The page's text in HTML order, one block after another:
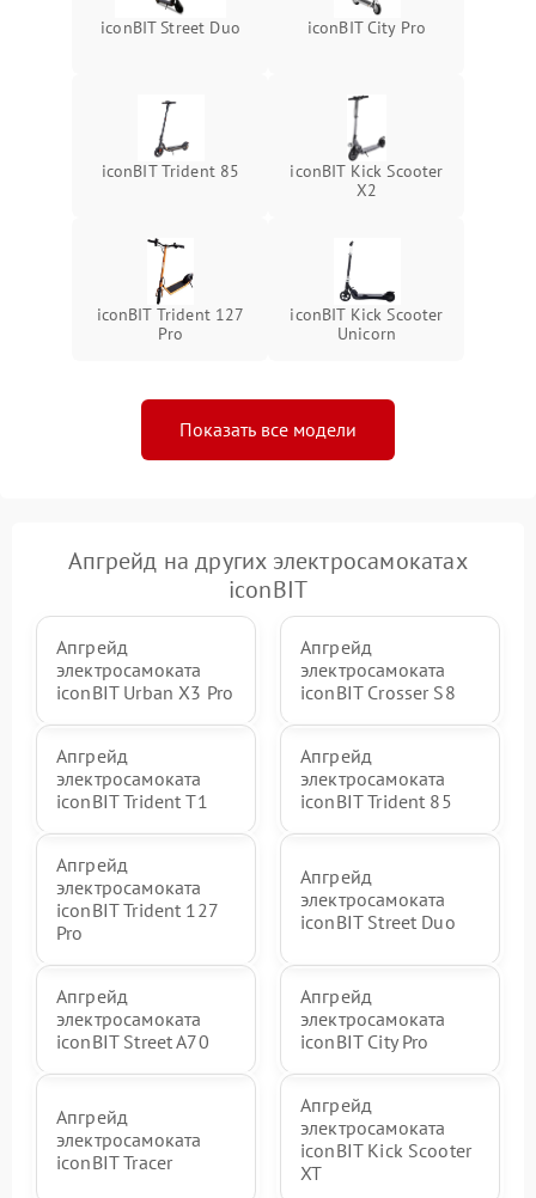
iconBIT Street Duo iconBIT City Pro
iconBIT Trident 85
iconBIT Kick Scooter
X2
iconBIT Trident 127
Pro
iconBIT Kick Scooter
Unicorn
Показать все модели
Апгрейд на других электросамокатах
iconBIT
Апгрейд
электросамоката
iconBIT Urban X3 Pro
Апгрейд
электросамоката
iconBIT Crosser S8
Апгрейд
электросамоката
iconBIT Trident T1
Апгрейд
электросамоката
iconBIT Trident 85
Апгрейд
электросамоката
iconBIT Trident 127
Pro
Апгрейд
электросамоката
iconBIT Street Duo
Апгрейд
электросамоката
iconBIT Street A70
Апгрейд
электросамоката
iconBIT City Pro
Апгрейд
электросамоката
iconBIT Tracer
Апгрейд
электросамоката
iconBIT Kick Scooter
XT